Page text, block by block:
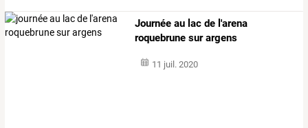
Journée au lac de l'arena
roquebrune sur argens
11 juil. 2020